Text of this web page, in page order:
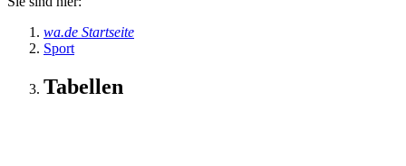
wa.de Startseite
Sport
Tabellen